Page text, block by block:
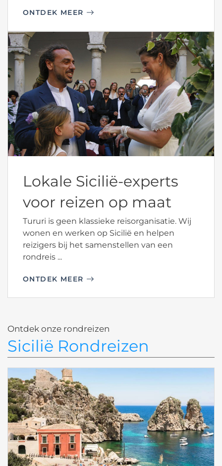
ONTDEK MEER
Lokale Sicilië-experts
voor reizen op maat
Tururi is geen klassieke reisorganisatie. Wij
wonen en werken op Sicilië en helpen
reizigers bij het samenstellen van een
rondreis ...
ONTDEK MEER
Ontdek onze rondreizen
Sicilië Rondreizen